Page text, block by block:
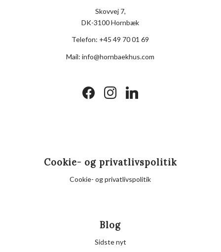
Skovvej 7,
DK-3100 Hornbæk
Telefon: +45 49 70 01 69
Mail:info@hornbaekhus.com
facebookinstagramlinkedin
Cookie- og privatlivspolitik
Cookie- og privatlivspolitik
Blog
Sidste nyt